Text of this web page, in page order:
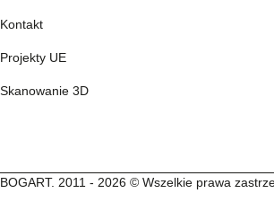
Kontakt
Projekty UE
Skanowanie 3D
BOGART. 2011 - 2026 © Wszelkie prawa